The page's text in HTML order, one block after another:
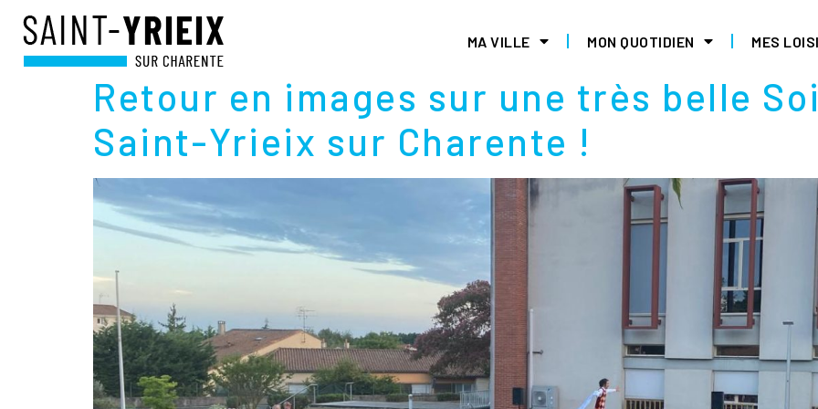
MA VILLE MON QUOTIDIEN MES
JOUR : 9 JUILLET 2025
Retour en images sur une très belle
Saint-Yrieix sur Charente !